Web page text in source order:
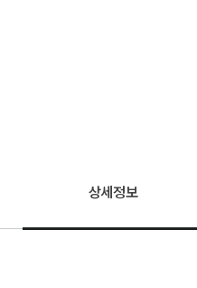
상세정보